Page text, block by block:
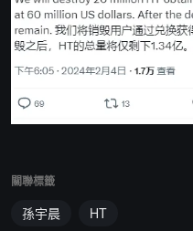
關聯標籤
孫宇晨 HT